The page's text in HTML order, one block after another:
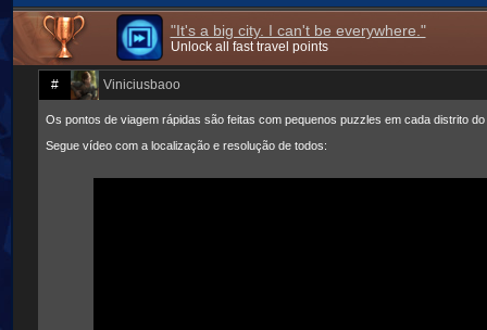
"It's a big city. I can't be everywhere."
Unlock all fast travel points
# Viniciusbaoo
Os pontos de viagem rápidas são feitas com pequenos puzzles em cada distrito
Segue vídeo com a localização e resolução de todos: